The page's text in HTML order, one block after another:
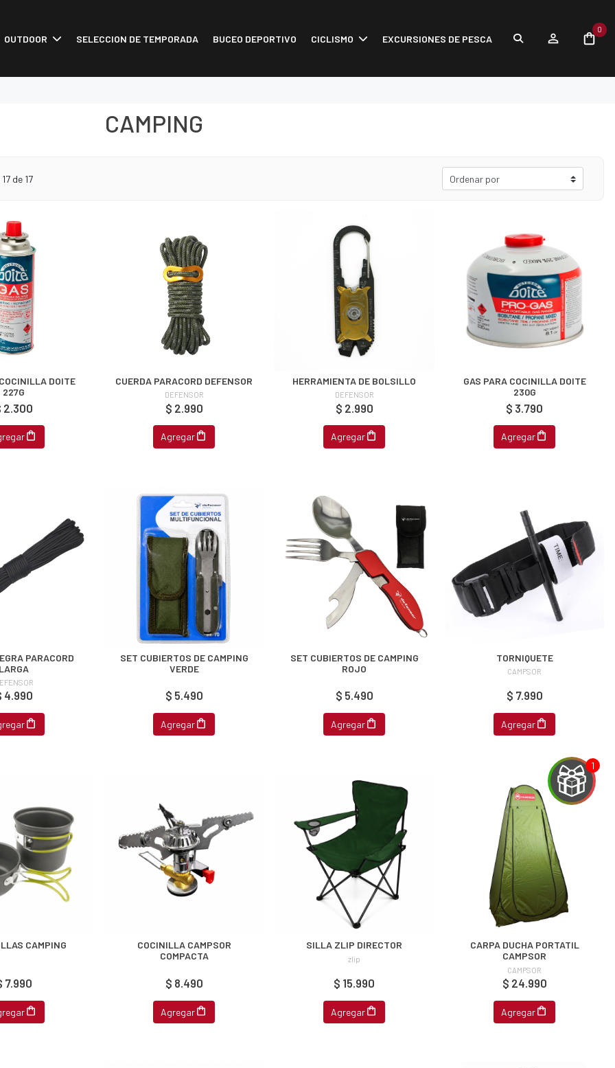
OUTDOOR SELECCION DE TEMPORADA BUCEO DEPORTIVO CICLISMO EXCURSIONES DE PESCA
0
CAMPING
17 de 17
DOITE
227G
2.300
CUERDA PARACORD DEFENSOR
DEFENSOR
$ 2.990
Agregar
HERRAMIENTA DE BOLSILLO
DEFENSOR
$ 2.990
Agregar
GAS PARA COCINILLA DOITE
230G
$ 3.790
Agregar
PARACORD
LARGA
4.990
SET CUBIERTOS DE CAMPING
VERDE
$ 5.490
Agregar
SET CUBIERTOS DE CAMPING
ROJO
$ 5.490
Agregar
TORNIQUETE
CAMPSOR
$ 7.990
Agregar
CAMPING
7.990
COCINILLA CAMPSOR
COMPACTA
$ 8.490
Agregar
SILLA ZLIP DIRECTOR
zlip
$ 15.990
Agregar
CARPA DUCHA PORTATIL
CAMPSOR
CAMPSOR
$ 24.990
Agregar